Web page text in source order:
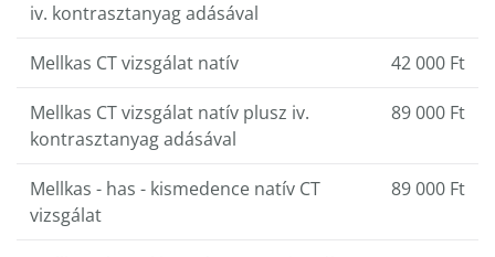
iv. kontrasztanyag adásával
Mellkas CT vizsgálat natív 42 000 Ft
Mellkas CT vizsgálat natív plusz iv.
kontrasztanyag adásával
89 000 Ft
Mellkas - has - kismedence natív CT
vizsgálat
89 000 Ft